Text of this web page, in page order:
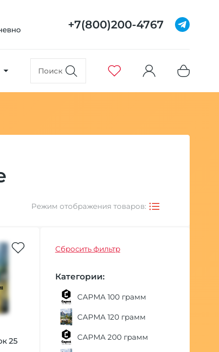
+7(800)200-4767
Режим отображения товаров:
25
Сбросить фильтр
Категории:
САРМА 100 грамм
САРМА 120 грамм
САРМА 200 грамм